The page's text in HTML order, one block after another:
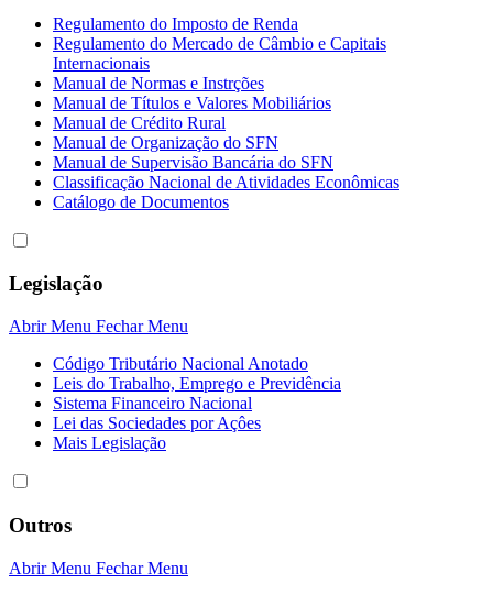
Regulamento do Imposto de Renda
Regulamento do Mercado de Câmbio e Capitais
Internacionais
Manual de Normas e Instrções
Manual de Títulos e Valores Mobiliários
Manual de Crédito Rural
Manual de Organização do SFN
Manual de Supervisão Bancária do SFN
Classificação Nacional de Atividades Econômicas
Catálogo de Documentos
Legislação
Abrir Menu Fechar Menu
Código Tributário Nacional Anotado
Leis do Trabalho, Emprego e Previdência
Sistema Financeiro Nacional
Lei das Sociedades por Açôes
Mais Legislação
Outros
Abrir Menu Fechar Menu